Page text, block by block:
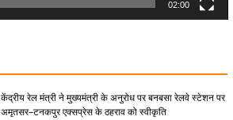
02:00
केंद्रीय रेल मंत्री ने मुख्यमंत्री के अनुरोध पर बनबसा रेलवे स्टेशन पर
अमृतसर–टनकपुर एक्सप्रेस के ठहराव को स्वीकृति